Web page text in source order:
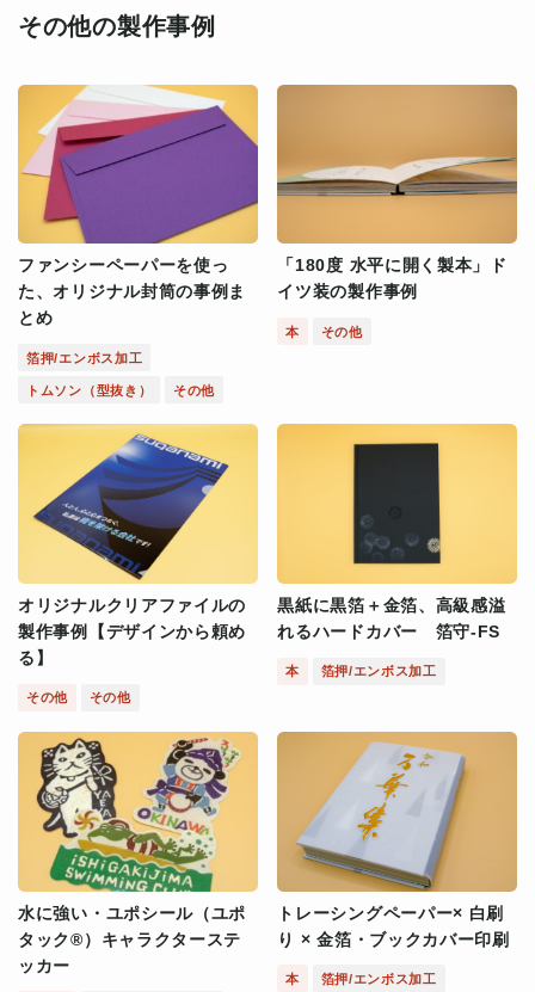
その他の製作事例
ファンシーペーパーを使っ
た、オリジナル封筒の事例ま
とめ
箔押/エンボス加工
トムソン（型抜き） その他
「180度 水平に開く製本」ド
イツ装の製作事例
本 その他
オリジナルクリアファイルの
製作事例【デザインから頼め
る】
その他 その他
黒紙に黒箔＋金箔、高級感溢
れるハードカバー 箔守-FS
本 箔押/エンボス加工
水に強い・ユポシール（ユポ
タック®）キャラクターステ
ッカー
トレーシングペーパー× 白刷
り × 金箔・ブックカバー印刷
本 箔押/エンボス加工